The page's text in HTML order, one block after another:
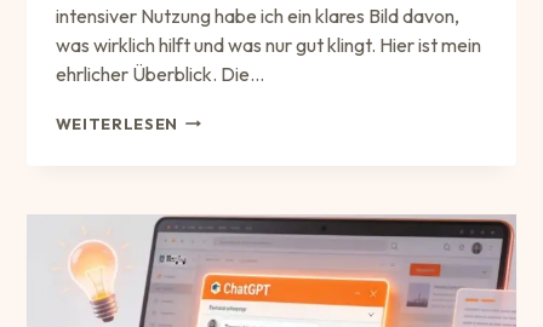
intensiver Nutzung habe ich ein klares Bild davon,
was wirklich hilft und was nur gut klingt. Hier ist mein
ehrlicher Überblick. Die…
WEITERLESEN KI-
WAS
ICH
TÄGLICH
NUTZE